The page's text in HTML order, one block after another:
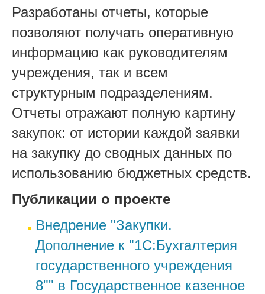
Разработаны отчеты, которые
позволяют получать оперативную
информацию как руководителям
учреждения, так и всем
структурным подразделениям.
Отчеты отражают полную картину
закупок: от истории каждой заявки
на закупку до сводных данных по
использованию бюджетных средств.
Публикации о проекте
Внедрение "Закупки.
Дополнение к "1С:Бухгалтерия
государственного учреждения
8"" в Государственное казенное